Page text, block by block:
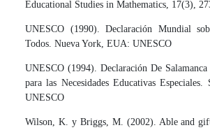
Educational Studies in Mathematics, 17(3),
UNESCO (1990). Declaración Mundial
Todos. Nueva York, EUA: UNESCO
UNESCO (1994). Declaración De
para las Necesidades Educativas Especiales.
UNESCO
Wilson, K. y Briggs, M. (2002). Able and